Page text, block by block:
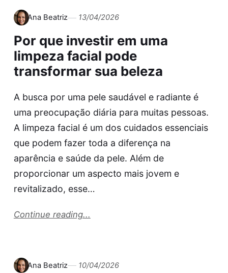
Ana Beatriz 13/04/2026
Por que investir em uma
limpeza facial pode
transformar sua beleza
A busca por uma pele saudável e radiante é
uma preocupação diária para muitas pessoas.
A limpeza facial é um dos cuidados essenciais
que podem fazer toda a diferença na
aparência e saúde da pele. Além de
proporcionar um aspecto mais jovem e
revitalizado, esse…
Continue reading...
Ana Beatriz 10/04/2026